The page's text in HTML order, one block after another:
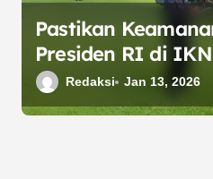
Pastikan
Presiden RI di
Sat Brimob Kaltim
Sterilisasi Lokasi
Redaksi Jan 13, 2026